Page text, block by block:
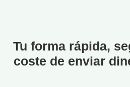
Tu forma rápida,
coste de enviar